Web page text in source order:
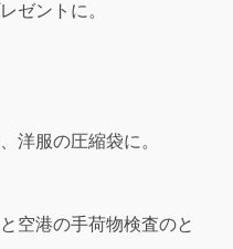
ゼントに。
洋服の圧縮袋に。
空港の手荷物検査のと